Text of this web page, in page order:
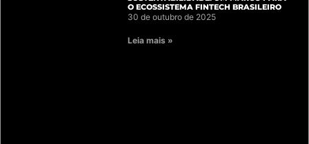
O ECOSSISTEMA FINTECH BRASILEIRO
30 de outubro de 2025
Leia mais »